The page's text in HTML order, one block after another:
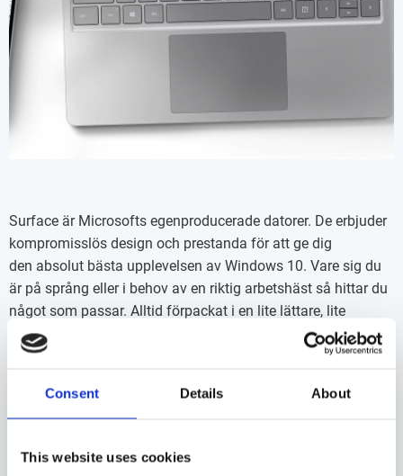
Consent Details About
This website uses cookies
Surface är Microsofts egenproducerade datorer. De erbjuder
kompromisslös design och prestanda för att ge dig
den absolut bästa upplevelsen av Windows 10. Vare sig du
är på språng eller i behov av en riktig arbetshäst så hittar du
något som passar. Alltid förpackat i en lite lättare, lite
tunnare och lite snyggare design än vad du trodde var
möjligt.
Hej, är du privatperson eller företagare?
FÖRETAG